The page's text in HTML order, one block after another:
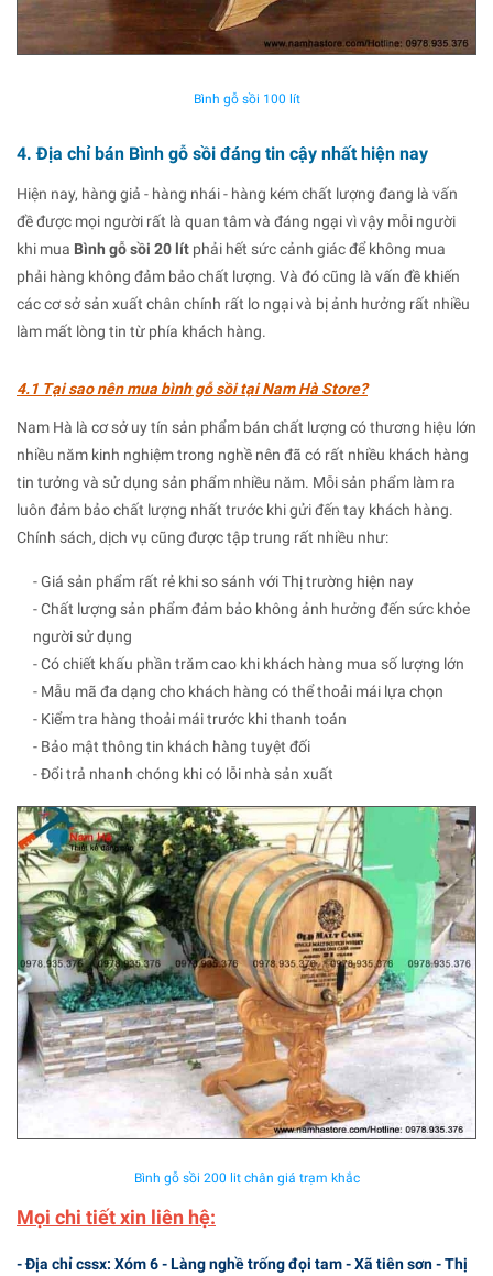
Bình gỗ sồi 100 lít
4. Địa chỉ bán Bình gỗ sồi đáng tin cậy nhất hiện nay
Hiện nay, hàng giả - hàng nhái - hàng kém chất lượng đang là vấn
đề được mọi người rất là quan tâm và đáng ngại vì vậy mỗi người
khi mua Bình gỗ sồi 20 lít phải hết sức cảnh giác để không mua
phải hàng không đảm bảo chất lượng. Và đó cũng là vấn đề khiến
các cơ sở sản xuất chân chính rất lo ngại và bị ảnh hưởng rất nhiều
làm mất lòng tin từ phía khách hàng.
4.1 Tại sao nên mua bình gỗ sồi tại Nam Hà Store?
Nam Hà là cơ sở uy tín sản phẩm bán chất lượng có thương hiệu lớn
nhiều năm kinh nghiệm trong nghề nên đã có rất nhiều khách hàng
tin tưởng và sử dụng sản phẩm nhiều năm. Mỗi sản phẩm làm ra
luôn đảm bảo chất lượng nhất trước khi gửi đến tay khách hàng.
Chính sách, dịch vụ cũng được tập trung rất nhiều như:
- Giá sản phẩm rất rẻ khi so sánh với Thị trường hiện nay
- Chất lượng sản phẩm đảm bảo không ảnh hưởng đến sức khỏe
người sử dụng
- Có chiết khấu phần trăm cao khi khách hàng mua số lượng lớn
- Mẫu mã đa dạng cho khách hàng có thể thoải mái lựa chọn
- Kiểm tra hàng thoải mái trước khi thanh toán
- Bảo mật thông tin khách hàng tuyệt đối
- Đổi trả nhanh chóng khi có lỗi nhà sản xuất
Bình gỗ sồi 200 lit chân giá trạm khắc
Mọi chi tiết xin liên hệ:
- Địa chỉ cssx: Xóm 6 - Làng nghề trống đọi tam - Xã tiên sơn - Thị